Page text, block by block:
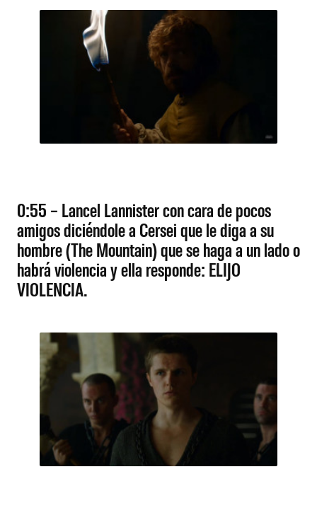
0:55 – Lancel Lannister con cara de pocos
amigos diciéndole a Cersei que le diga a su
hombre (The Mountain) que se haga a un lado o
habrá violencia y ella responde: ELIJO
VIOLENCIA.